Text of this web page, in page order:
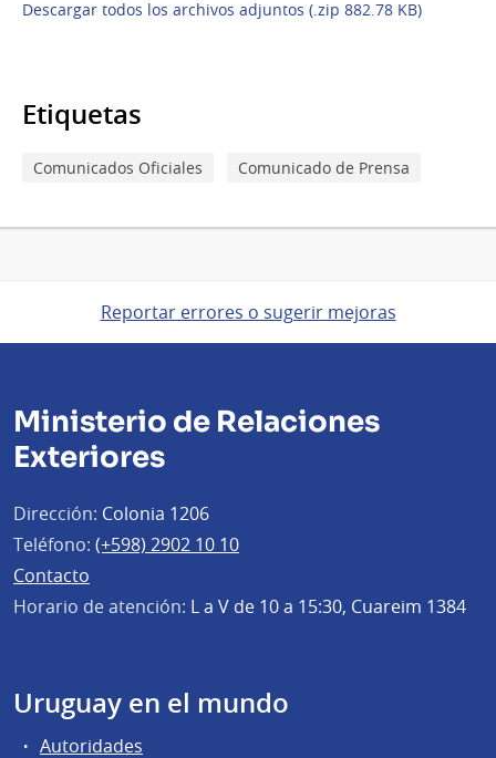
Descargar todos los archivos adjuntos (.zip 882.78 KB)
Etiquetas
Comunicados Oficiales Comunicado de Prensa
Reportar errores o sugerir mejoras
Ministerio de Relaciones
Exteriores
Dirección: Colonia 1206
Teléfono: (+598) 2902 10 10
Contacto
Horario de atención: L a V de 10 a 15:30, Cuareim 1384
Uruguay en el mundo
Autoridades